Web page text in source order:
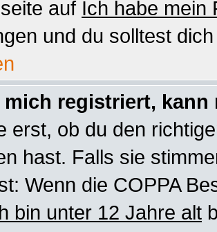
auf Ich habe mein
und du solltest
mich registriert,
erst, ob du den
hast. Falls sie
Wenn die COPPA
bin unter 12 Jahre alt